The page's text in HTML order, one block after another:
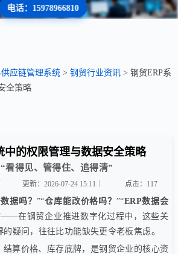
电话：15978966810
应链管理系统> 钢贸行业资讯> 钢贸ERP系
全策略
中的权限管理与数据安全策略
看得见、管得住、追得清”
更新：2026-07-24 15:11｜ 点击： 117
据吗？ ”“仓库能改价格吗？”“ERP数据会
在钢贸企业推进数字化过程中，这些关
的疑问，往往比功能缺失更令老板焦虑。
结算价格、库存底牌，是钢贸企业的核心资